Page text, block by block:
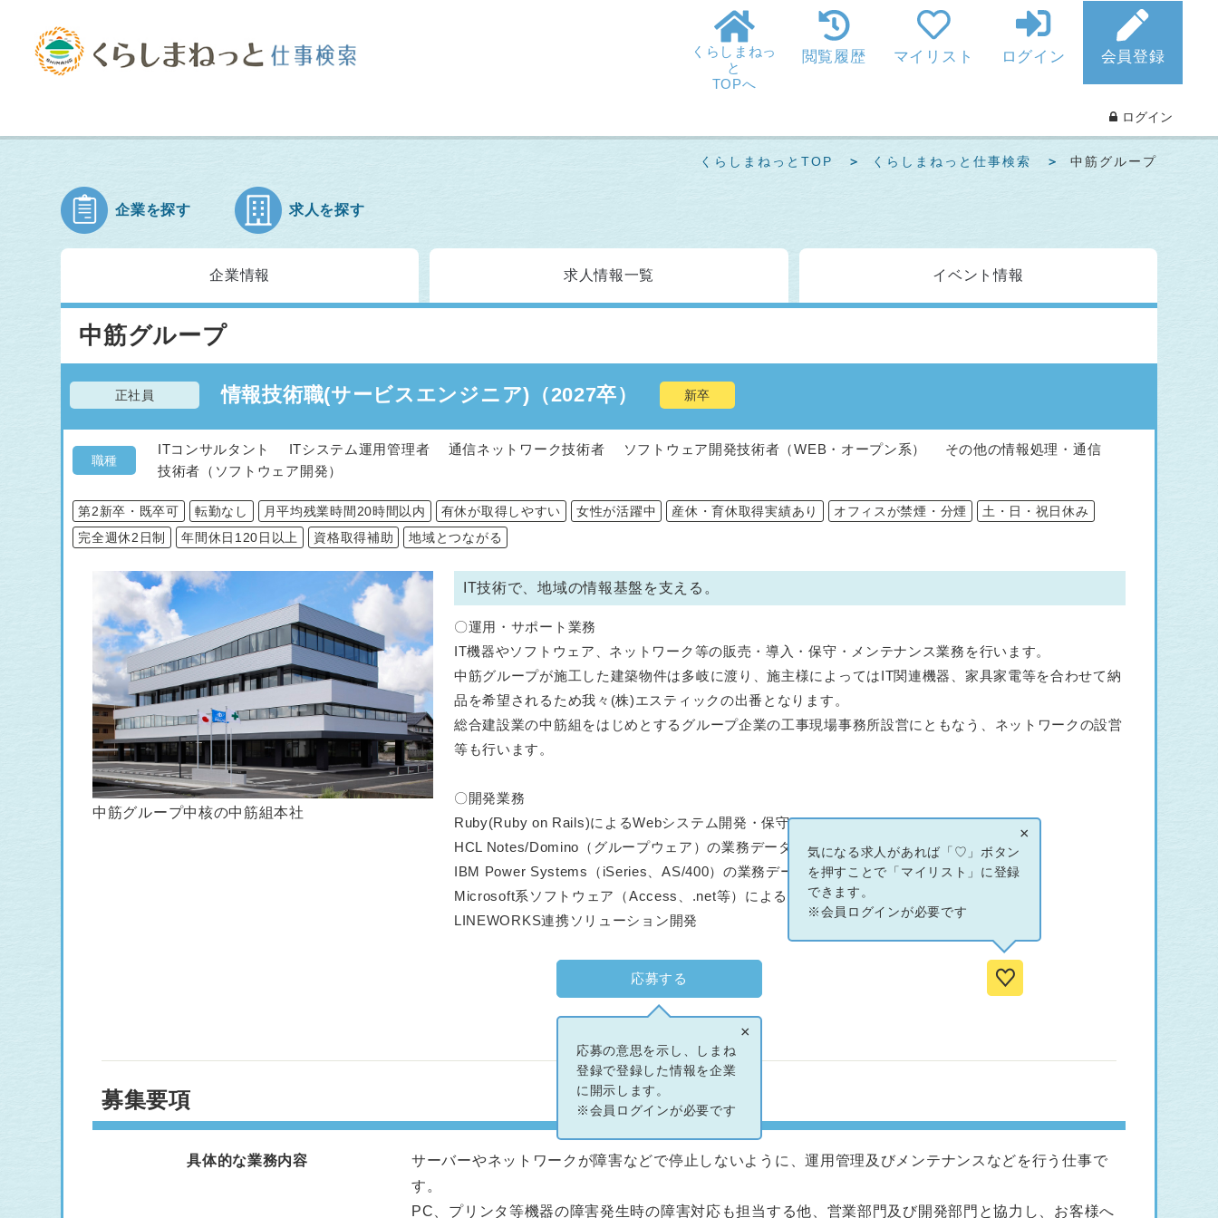
くらしまねっ
と
TOPへ
閲覧履歴 マイリスト ログイン 会員登録
ログイン
くらしまねっとTOP くらしまねっと仕事検索 中筋グループ
企業を探す 求人を探す
企業情報 求人情報一覧 イベント情報
中筋グループ
正社員 新卒
情報技術職(サービスエンジニア)（2027卒）
職種
ITコンサルタント ITシステム運用管理者 通信ネットワーク技術者 ソフトウェア開発技術者（WEB・オープン系） その他の情報処理・通信
技術者（ソフトウェア開発）
第2新卒・既卒可 転勤なし 月平均残業時間20時間以内 有休が取得しやすい 女性が活躍中 産休・育休取得実績あり オフィスが禁煙・分煙
土・日・祝日休み
完全週休2日制
年間休日120日以上 資格取得補助 地域とつながる
中筋グループ中核の中筋組本社
IT技術で、地域の情報基盤を支える。
〇運用・サポート業務
IT機器やソフトウェア、ネットワーク等の販売・導入・保守・メンテナンス業務を行います。
中筋グループが施工した建築物件は多岐に渡り、施主様によってはIT関連機器、家具家電等を合わせて納
品を希望されるため我々(株)エスティックの出番となります。
総合建設業の中筋組をはじめとするグループ企業の工事現場事務所設営にともなう、ネットワークの設営
等も行います。
〇開発業務
Ruby(Ruby on Rails)によるWebシステム開発・保守
HCL Notes/Domino（グループウェア）の業務データベース開発・保守
IBM Power Systems（iSeries、AS/400）の業務データベースシステム開発・保守
Microsoft系ソフトウェア（Access、.net等）による小中規模アプリケーション開発・保守
LINEWORKS連携ソリューション開発
応募する
×
応募の意思を示し、しまね
登録で登録した情報を企業
に開示します。
※会員ログインが必要です
×
気になる求人があれば「♡」ボタン
を押すことで「マイリスト」に登録
できます。
※会員ログインが必要です
募集要項
具体的な業務内容
サーバーやネットワークが障害などで停止しないように、運用管理及びメンテナンスなどを行う仕事で
す。
PC、プリンタ等機器の障害発生時の障害対応も担当する他、営業部門及び開発部門と協力し、お客様へ